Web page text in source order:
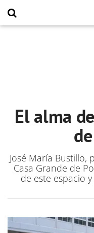
El alma
José María Bustillo,
Casa Grande de
de este espacio